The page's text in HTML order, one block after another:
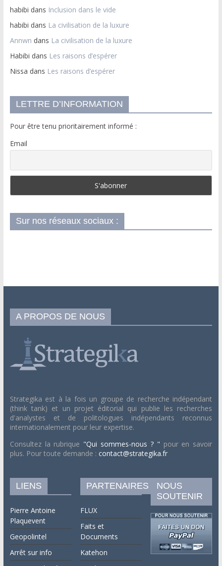
habibi dans Inclusion dans le vide
habibi dans La civilisation de la luxure
Annwn dans La civilisation de la luxure
Habibi dans Les raisons d’espérer
Nissa dans Les raisons d’espérer
LETTRE D’INFORMATION
Pour être tenu prioritairement informé :
Email
Sur nos réseaux sociaux :
A PROPOS DE NOUS
Strategika est à la fois un groupe de recherche indépendant
(think tank) et un projet éditorial qui publie les recherches
d'analystes et de politologues indépendants reconnus
internationalement pour leur expertise.
Consultez la rubrique "Qui sommes-nous ? " pour en savoir
plus. Pour toute demande : contact@strategika.fr
LIENS
Pierre Antoine
Plaquevent
Geopolintel
Arrêt sur info
PARTENAIRES
FLUX
Faits et
Documents
Katehon
NOUS
SOUTENIR